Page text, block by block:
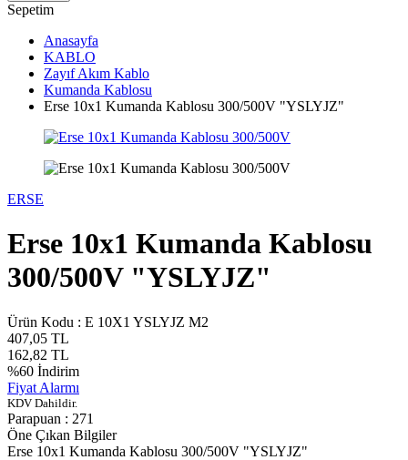
Sepetim
Anasayfa
KABLO
Zayıf Akım Kablo
Kumanda Kablosu
Erse 10x1 Kumanda Kablosu 300/500V "YSLYJZ"
ERSE
Erse 10x1 Kumanda Kablosu
300/500V "YSLYJZ"
Ürün Kodu : E 10X1 YSLYJZ M2
407,05 TL
162,82 TL
%60 İndirim
Fiyat Alarmı
KDV Dahildir.
Parapuan : 271
Öne Çıkan Bilgiler
Erse 10x1 Kumanda Kablosu 300/500V "YSLYJZ"